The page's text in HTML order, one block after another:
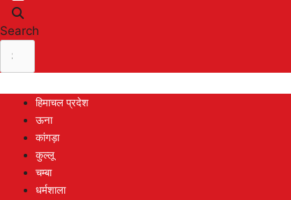
Search
हिमाचल प्रदेश
ऊना
कांगड़ा
कुल्लू
चम्बा
धर्मशाला